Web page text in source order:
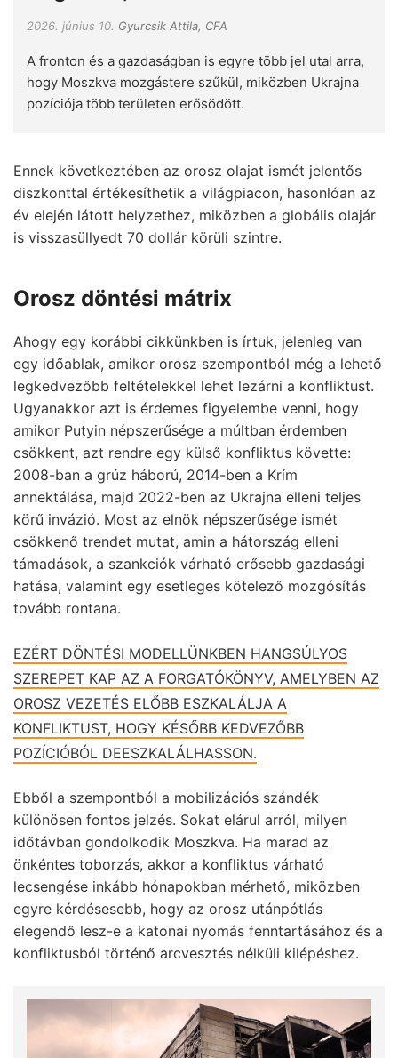
2026. június 10. Gyurcsik Attila, CFA
A fronton és a gazdaságban is egyre több jel utal arra,
hogy Moszkva mozgástere szűkül, miközben Ukrajna
pozíciója több területen erősödött.
Ennek következtében az orosz olajat ismét jelentős
diszkonttal értékesíthetik a világpiacon, hasonlóan az
év elején látott helyzethez, miközben a globális olajár
is visszasüllyedt 70 dollár körüli szintre.
Orosz döntési mátrix
Ahogy egy korábbi cikkünkben is írtuk, jelenleg van
egy időablak, amikor orosz szempontból még a lehető
legkedvezőbb feltételekkel lehet lezárni a konfliktust.
Ugyanakkor azt is érdemes figyelembe venni, hogy
amikor Putyin népszerűsége a múltban érdemben
csökkent, azt rendre egy külső konfliktus követte:
2008-ban a grúz háború, 2014-ben a Krím
annektálása, majd 2022-ben az Ukrajna elleni teljes
körű invázió. Most az elnök népszerűsége ismét
csökkenő trendet mutat, amin a hátország elleni
támadások, a szankciók várható erősebb gazdasági
hatása, valamint egy esetleges kötelező mozgósítás
tovább rontana.
EZÉRT DÖNTÉSI MODELLÜNKBEN HANGSÚLYOS
SZEREPET KAP AZ A FORGATÓKÖNYV, AMELYBEN AZ
OROSZ VEZETÉS ELŐBB ESZKALÁLJA A
KONFLIKTUST, HOGY KÉSŐBB KEDVEZŐBB
POZÍCIÓBÓL DEESZKALÁLHASSON.
Ebből a szempontból a mobilizációs szándék
különösen fontos jelzés. Sokat elárul arról, milyen
időtávban gondolkodik Moszkva. Ha marad az
önkéntes toborzás, akkor a konfliktus várható
lecsengése inkább hónapokban mérhető, miközben
egyre kérdésesebb, hogy az orosz utánpótlás
elegendő lesz-e a katonai nyomás fenntartásához és a
konfliktusból történő arcvesztés nélküli kilépéshez.